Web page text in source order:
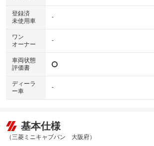
登録済
未使用車
-
ワン
オーナー
-
車両状態
評価書
ディーラ
ー車
-
基本仕様
（三菱ミニキャブバン 大阪府）